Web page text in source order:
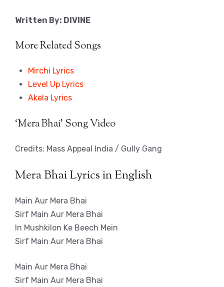
Written By: DIVINE
More Related Songs
Mirchi Lyrics
Level Up Lyrics
Akela Lyrics
‘Mera Bhai’ Song Video
Credits: Mass Appeal India / Gully Gang
Mera Bhai Lyrics in English
Main Aur Mera Bhai
Sirf Main Aur Mera Bhai
In Mushkilon Ke Beech Mein
Sirf Main Aur Mera Bhai
Main Aur Mera Bhai
Sirf Main Aur Mera Bhai